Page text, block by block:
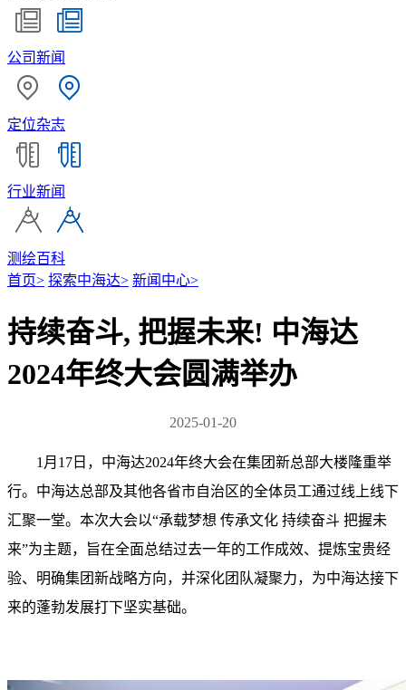
公司新闻
定位杂志
行业新闻
测绘百科
首页> 探索中海达> 新闻中心>
持续奋斗, 把握未来! 中海达
2024年终大会圆满举办
2025-01-20
1月17日，中海达2024年终大会在集团新总部大楼隆重举
行。中海达总部及其他各省市自治区的全体员工通过线上线下
汇聚一堂。本次大会以“承载梦想 传承文化 持续奋斗 把握未
来”为主题，旨在全面总结过去一年的工作成效、提炼宝贵经
验、明确集团新战略方向，并深化团队凝聚力，为中海达接下
来的蓬勃发展打下坚实基础。